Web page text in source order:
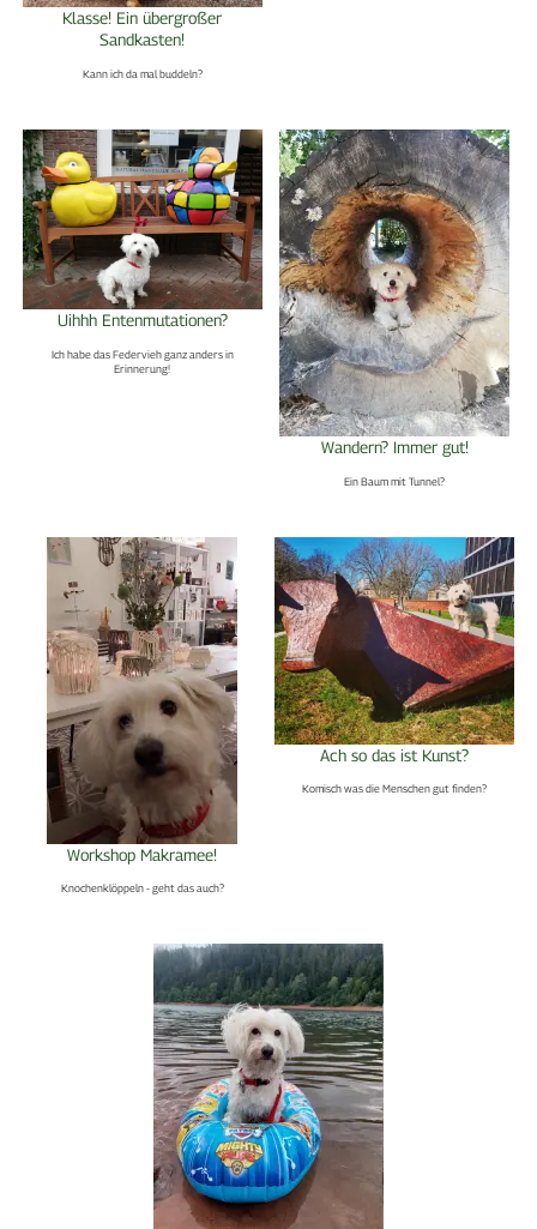
Klasse! Ein übergroßer
Sandkasten!
Kann ich da mal buddeln?
Uihhh Entenmutationen?
Ich habe das Federvieh ganz anders in
Erinnerung!
Wandern? Immer gut!
Ein Baum mit Tunnel?
Workshop Makramee!
Knochenklöppeln - geht das auch?
Ach so das ist Kunst?
Komisch was die Menschen gut finden?